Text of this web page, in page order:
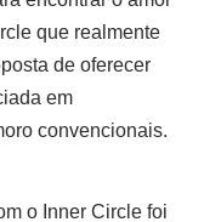
que realmente
de oferecer
em
convencionais.
o Inner Circle foi